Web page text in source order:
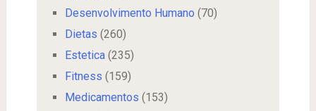
Desenvolvimento Humano (70)
Dietas (260)
Estetica(235)
Fitness (159)
Medicamentos (153)